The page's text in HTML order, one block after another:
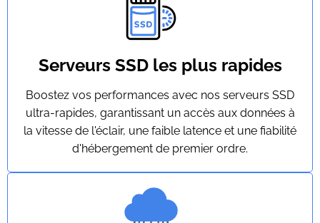
Serveurs SSD les plus rapides
Boostez vos performances avec nos serveurs SSD
ultra-rapides, garantissant un accès aux données à
la vitesse de l'éclair, une faible latence et une fiabilité
d'hébergement de premier ordre.